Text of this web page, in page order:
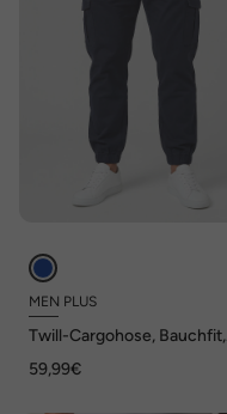
MEN PLUS
Twill-Cargohose, Bauchfit,
bis 72
59,99€